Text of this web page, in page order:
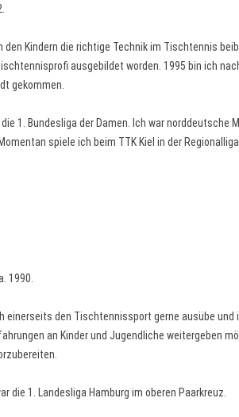
Kindern die richtige Technik im Tischtennis
ausgebildet worden. 1995 bin ich
gekommen.
1. Bundesliga der Damen. Ich war norddeutsche
spiele ich beim TTK Kiel in der Regionalliga.
1990.
einerseits den Tischtennissport gerne ausübe und
an Kinder und Jugendliche weitergeben
die 1. Landesliga Hamburg im oberen Paarkreuz.